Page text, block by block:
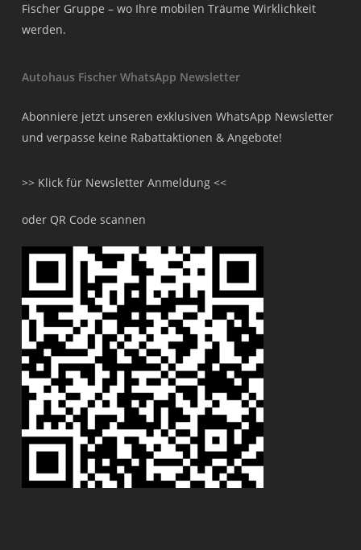
Fischer Gruppe – wo Ihre mobilen Träume Wirklichkeit
werden.
Autohaus Fischer WhatsApp Newsletter
Abonniere jetzt unseren exklusiven WhatsApp Newsletter
und verpasse keine Rabattaktionen & Angebote!
>> Klick für Newsletter Anmeldung <<
oder QR Code scannen